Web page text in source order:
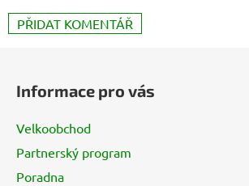
PŘIDAT KOMENTÁŘ
Informace pro vás
Velkoobchod
Partnerský program
Poradna